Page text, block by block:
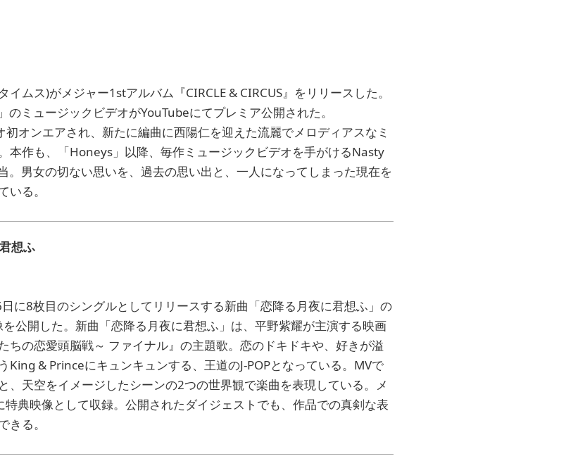
イムス)がメジャー1stアルバム『CIRCLE & CIRCUS』をリリースした。
のミュージックビデオがYouTubeにてプレミア公開された。
初オンエアされ、新たに編曲に西陽仁を迎えた流麗でメロディアスなミ
本作も、「Honeys」以降、毎作ミュージックビデオを手がけるNasty
男女の切ない思いを、過去の思い出と、一人になってしまった現在を
いる。
想ふ
に8枚目のシングルとしてリリースする新曲「恋降る月夜に君想ふ」の
公開した。新曲「恋降る月夜に君想ふ」は、平野紫耀が主演する映画
ちの恋愛頭脳戦～ ファイナル』の主題歌。恋のドキドキや、好きが溢
King & Princeにキュンキュンする、王道のJ-POPとなっている。MVで
、天空をイメージしたシーンの2つの世界観で楽曲を表現している。メ
典映像として収録。公開されたダイジェストでも、作品での真剣な表
きる。